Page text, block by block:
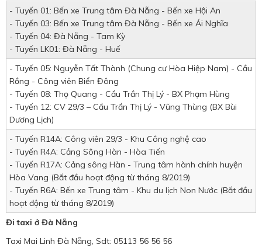
- Tuyến 01: Bến xe Trung tâm Đà Nẵng - Bến xe Hội An
- Tuyến 03: Bến xe Trung tâm Đà Nẵng - Bến xe Ái Nghĩa
- Tuyến 04: Đà Nẵng - Tam Kỳ
- Tuyến LK01: Đà Nẵng - Huế
- Tuyến 05: Nguyễn Tất Thành (Chung cư Hòa Hiệp Nam) - Cầu
Rồng - Công viên Biển Đông
- Tuyến 08: Thọ Quang - Cầu Trần Thị Lý - BX Phạm Hùng
- Tuyến 12: CV 29/3 – Cầu Trần Thị Lý - Vũng Thùng (BX Bùi
Dương Lịch)
- Tuyến R14A: Công viên 29/3 - Khu Công nghệ cao
- Tuyến R4A: Cảng Sông Hàn - Hòa Tiến
- Tuyến R17A: Cảng sông Hàn - Trung tâm hành chính huyện
Hòa Vang (Bắt đầu hoạt động từ tháng 8/2019)
- Tuyến R6A: Bến xe Trung tâm - Khu du lịch Non Nước (Bắt đầu
hoạt động từ tháng 8/2019)
Đi taxi ở Đà Nẵng
Taxi Mai Linh Đà Nẵng, Sdt: 05113 56 56 56